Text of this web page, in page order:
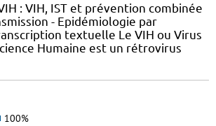
: VIH, IST et prévention combinée
- Epidémiologie par
textuelle Le VIH ou Virus
Humaine est un rétrovirus
100%